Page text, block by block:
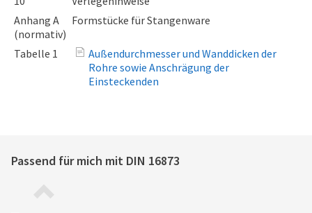
Anhang A
(normativ)
Formstücke für Stangenware
Tabelle 1
Außendurchmesser und Wanddicken der
Rohre sowie Anschrägung der
Einsteckenden
Passend für mich mit DIN 16873